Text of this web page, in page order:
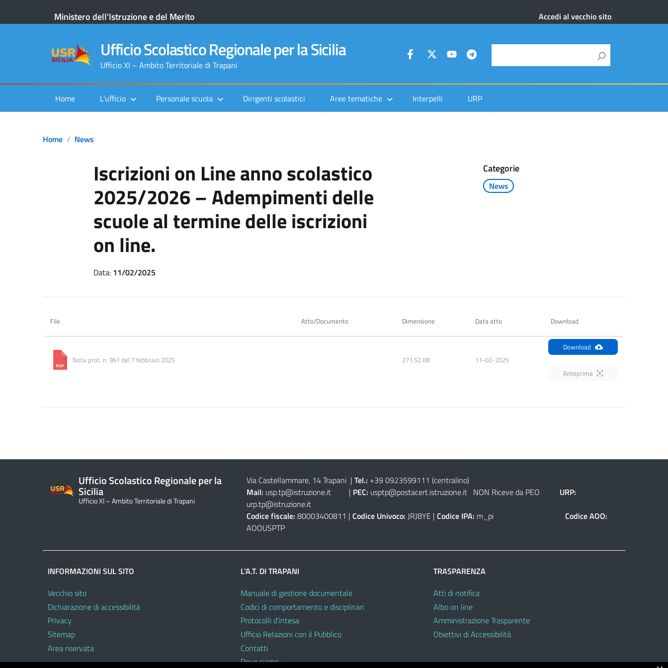
Ministero dell'Istruzione e del Merito Accedi al vecchio sito
Ufficio Scolastico Regionale per la Sicilia
Ufficio XI – Ambito Territoriale di Trapani
Home L’ufficio Personale scuola Dirigenti scolastici Aree tematiche Interpelli URP
Home News
Iscrizioni on Line anno scolastico
2025/2026 – Adempimenti delle
scuole al termine delle iscrizioni
on line.
Categorie
News
Data: 11/02/2025
File Atto/Documento Dimensione Data atto Download
Nota prot. n. 961 del 7 febbraio 2025 271.52 KB 11-02-2025
Download
Anteprima
Ufficio Scolastico Regionale per la
Sicilia
Ufficio XI – Ambito Territoriale di Trapani
Via Castellammare, 14 Trapani | Tel.: +39 0923599111 (centralino)
Mail: usp.tp@istruzione.it| PEC: usptp@postacert.istruzione.itNON Riceve da PEO URP:
urp.tp@istruzione.it
Codice fiscale: 80003400811 | Codice Univoco: JRJ8YE | Codice IPA: m_pi Codice AOO:
AOOUSPTP
INFORMAZIONI SUL SITO
Vecchio sito
Dichiarazione di accessibilità
Privacy
Sitemap
Area riservata
L’A.T. DI TRAPANI
Manuale di gestione documentale
Codici di comportamento e disciplinari
Protocolli d’intesa
Ufficio Relazioni con il Pubblico
Contatti
Dove siamo
TRASPARENZA
Atti di notifica
Albo on line
Amministrazione Trasparente
Obiettivi di Accessibilità